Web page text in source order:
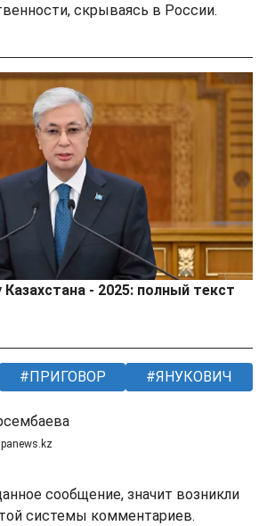
скрываясь в России.
Казахстана - 2025: полный текст
ПРИГОВОР ЯНУКОВИЧ
сообщение, значит возникли
системы комментариев.